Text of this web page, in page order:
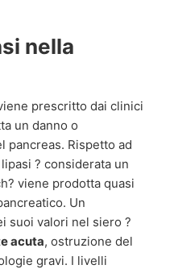
nella
prescritto dai clinici
un danno o
pancreas. Rispetto ad
? considerata un
viene prodotta quasi
Un
suoi valori nel siero ?
acuta, ostruzione del
gravi. I livelli